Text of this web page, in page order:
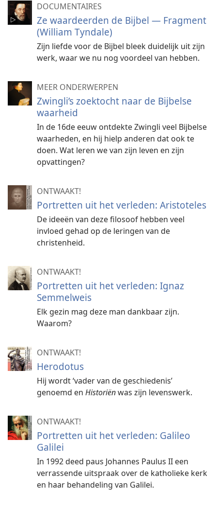
DOCUMENTAIRES
Ze waardeerden de Bijbel — Fragment
(William Tyndale)
Zijn liefde voor de Bijbel bleek duidelijk uit zijn
werk, waar we nu nog voordeel van hebben.
MEER ONDERWERPEN
Zwingli’s zoektocht naar de Bijbelse
waarheid
In de 16de eeuw ontdekte Zwingli veel Bijbelse
waarheden, en hij hielp anderen dat ook te
doen. Wat leren we van zijn leven en zijn
opvattingen?
ONTWAAKT!
Portretten uit het verleden: Aristoteles
De ideeën van deze filosoof hebben veel
invloed gehad op de leringen van de
christenheid.
ONTWAAKT!
Portretten uit het verleden: Ignaz
Semmelweis
Elk gezin mag deze man dankbaar zijn.
Waarom?
ONTWAAKT!
Herodotus
Hij wordt ‘vader van de geschiedenis’
genoemd en Historiënwas zijn levenswerk.
ONTWAAKT!
Portretten uit het verleden: Galileo
Galilei
In 1992 deed paus Johannes Paulus II een
verrassende uitspraak over de katholieke kerk
en haar behandeling van Galilei.